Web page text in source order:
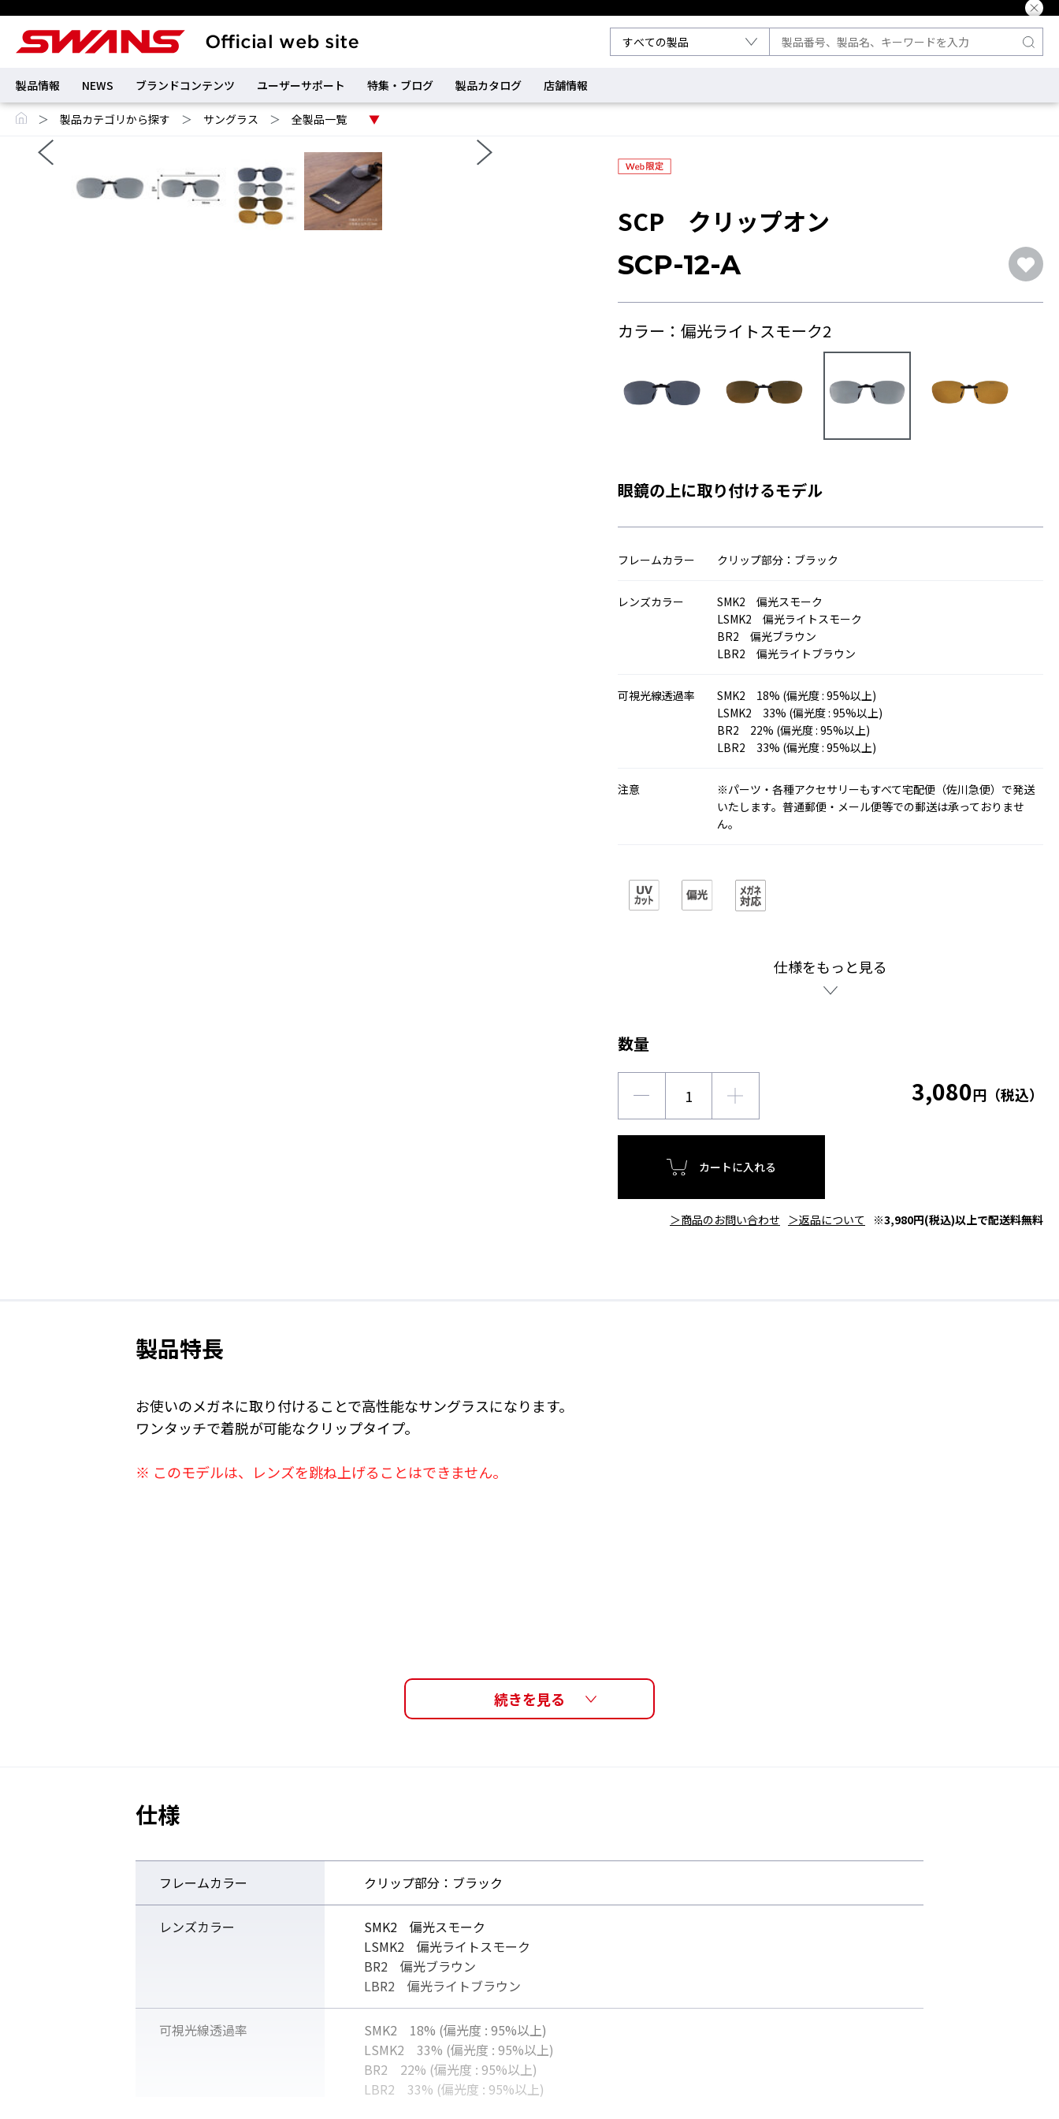
製品情報 NEWS ブランドコンテンツ ユーザーサポート 特集・ブログ 製品カタログ 店舗情報
＞ 製品カテゴリから探す ＞ サングラス ＞ 全製品一覧
SCP クリップオン
SCP-12-A
カラー：偏光ライトスモーク2
眼鏡の上に取り付けるモデル
フレームカラー クリップ部分：ブラック
レンズカラー
SMK2 偏光スモーク
LSMK2 偏光ライトスモーク
BR2 偏光ブラウン
LBR2 偏光ライトブラウン
可視光線透過率
SMK2 18% (偏光度 : 95%以上)
LSMK2 33% (偏光度 : 95%以上)
BR2 22% (偏光度 : 95%以上)
LBR2 33% (偏光度 : 95%以上)
注意
※パーツ・各種アクセサリーもすべて宅配便（佐川急便）で発送
いたします。普通郵便・メール便等での郵送は承っておりませ
ん。
仕様をもっと見る
数量
3,080円（税込）
カートに入れる
＞商品のお問い合わせ ＞返品について ※3,980円(税込)以上で配送料無料
製品特長
お使いのメガネに取り付けることで高性能なサングラスになります。
ワンタッチで着脱が可能なクリップタイプ。
※ このモデルは、レンズを跳ね上げることはできません。
仕様
フレームカラー クリップ部分：ブラック
レンズカラー
SMK2 偏光スモーク
LSMK2 偏光ライトスモーク
BR2 偏光ブラウン
LBR2 偏光ライトブラウン
可視光線透過率
SMK2 18% (偏光度 : 95%以上)
LSMK2 33% (偏光度 : 95%以上)
BR2 22% (偏光度 : 95%以上)
LBR2 33% (偏光度 : 95%以上)